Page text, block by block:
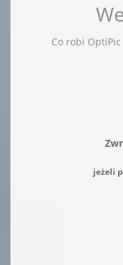
Co robi
jeżeli